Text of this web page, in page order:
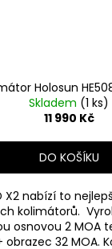
Holosun
Skladem (1 ks)
11 990 Kč
DO KOŠÍKU
X2 nabízí to
kolimátorů.
osnovou 2 MOA
obrazec 32 MOA.